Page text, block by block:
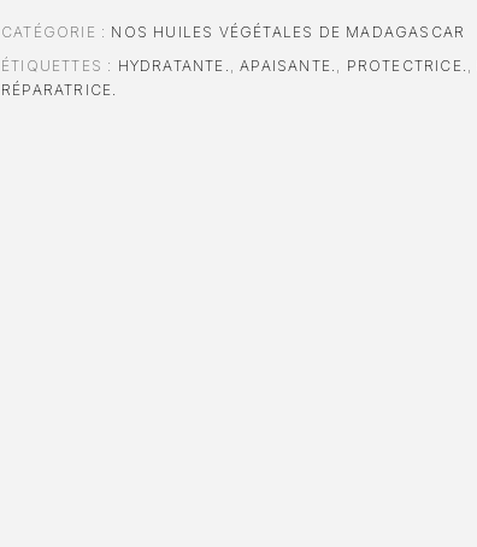
CATÉGORIE : NOS HUILES VÉGÉTALES DE MADAGASCAR
ÉTIQUETTES : HYDRATANTE. ,APAISANTE. , PROTECTRICE. ,
RÉPARATRICE.